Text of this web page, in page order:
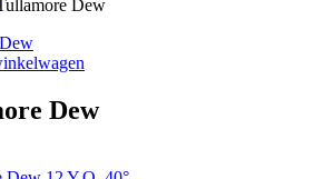
Dew
Dew